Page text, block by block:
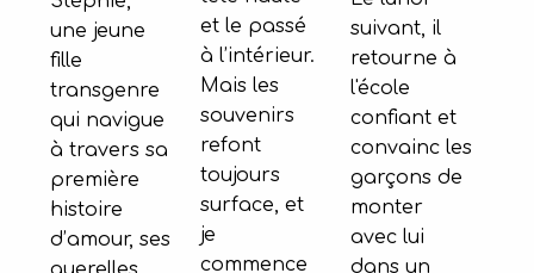
et le passé
à l’intérieur.
Mais les
souvenirs
refont
toujours
surface, et
je
commence
une jeune
fille
transgenre
qui navigue
à travers sa
première
histoire
d’amour, ses
suivant, il
retourne à
l'école
confiant et
convainc les
garçons de
monter
avec lui
dans un